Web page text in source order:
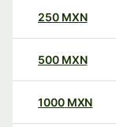
250 MXN
500 MXN
1000 MXN